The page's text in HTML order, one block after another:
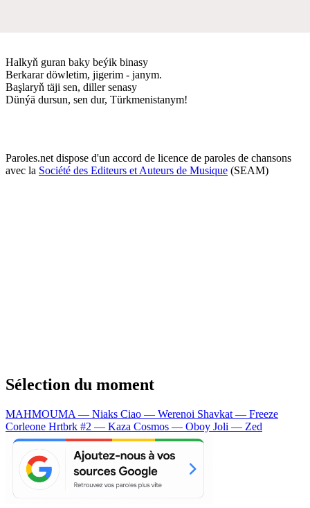
Halkyň guran baky beýik binasy
Berkarar döwletim, jigerim - janym.
Başlaryň täji sen, diller senasy
Dünýä dursun, sen dur, Türkmenistanym!
Paroles.net dispose d'un accord de licence de paroles de chansons
avec la Société des Editeurs et Auteurs de Musique (SEAM)
Sélection du moment
MAHMOUMA — Niaks Ciao — Werenoi Shavkat — Freeze
Corleone Hrtbrk #2 — Kaza Cosmos — Oboy Joli — Zed